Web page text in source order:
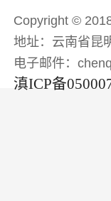
Copyright ©
地址：云南省昆
电子邮件：
滇ICP备